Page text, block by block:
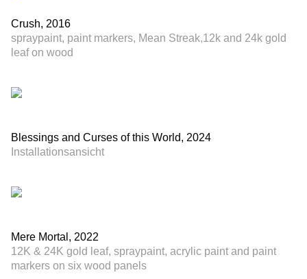
Crush, 2016
spraypaint, paint markers, Mean Streak,12k and 24k gold
leaf on wood
Blessings and Curses of this World, 2024
Installationsansicht
Mere Mortal, 2022
12K & 24K gold leaf, spraypaint, acrylic paint and paint
markers on six wood panels